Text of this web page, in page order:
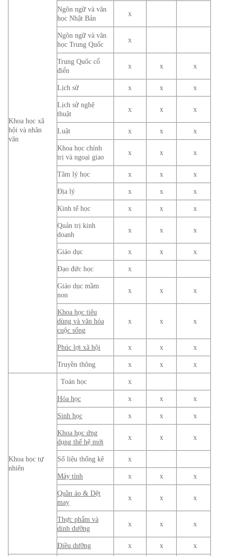
Khoa học xã
hội và nhân
văn
Ngôn ngữ và văn
học Nhật Bản
x
Ngôn ngữ và văn
học Trung Quốc
x
Trung Quốc cổ
điển
x x x
Lịch sử x x x
Lịch sử nghệ
thuật
x x x
Luật x x x
Khoa học chính
trị và ngoại giao
x x x
Tâm lý học x x x
Địa lý x x x
Kinh tế học x x x
Quản trị kinh
doanh
x x x
Giáo dục x x x
Đạo đức học x
Giáo dục mầm
non
x x x
Khoa học tiêu
dùng và văn hóa
cuộc sống
x x x
Phúc lợi xã hội x x x
Truyền thông x x x
Khoa học tự
nhiên
Toán học x
Hóa học x x x
Sinh học x x x
Khoa học ứng
dụng thế hệ mới
x x x
Số liệu thống kê x
Máy tính x x x
Quần áo & Dệt
may
x x x
Thực phẩm và
dinh dưỡng
x x x
Điều dưỡng x x x